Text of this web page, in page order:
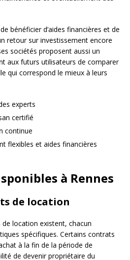
bénéficier d’aides financières et de
retour sur investissement encore
sociétés proposent aussi un
aux futurs utilisateurs de comparer
qui correspond le mieux à leurs
experts
certifié
continue
flexibles et aides financières
à Rennes
de location
location existent, chacun
spécifiques. Certains contrats
à la fin de la période de
de devenir propriétaire du